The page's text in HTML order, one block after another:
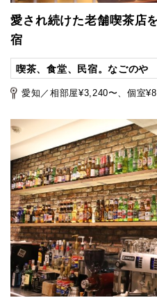
愛され続けた老舗喫茶店
宿
喫茶、食堂、民宿。なごのや
愛知／相部屋¥3,240〜、個室